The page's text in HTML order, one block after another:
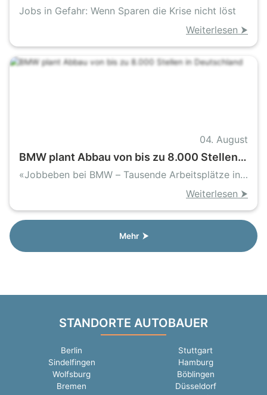
BMW und Porsche mehr als Sparprogramme
Jobs in Gefahr: Wenn Sparen die Krise nicht löst
Weiterlesen ⮞
04. August
BMW plant Abbau von bis zu 8.000 Stellen
in Deutschland
«Jobbeben bei BMW – Tausende Arbeitsplätze in
Weiterlesen ⮞
Mehr ⮞
STANDORTE AUTOBAUER
Berlin
Stuttgart
Sindelfingen
Hamburg
Wolfsburg
Böblingen
Bremen
Düsseldorf